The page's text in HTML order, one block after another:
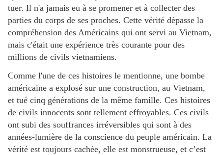
tuer. Il n'a jamais eu à se promener et à collecter des
parties du corps de ses proches. Cette vérité dépasse la
compréhension des Américains qui ont servi au Vietnam,
mais c'était une expérience très courante pour des
millions de civils vietnamiens.
Comme l'une de ces histoires le mentionne, une bombe
américaine a explosé sur une construction, au Vietnam,
et tué cinq générations de la même famille. Ces histoires
de civils innocents sont tellement effroyables. Ces civils
ont subi des souffrances irréversibles qui sont à des
années-lumière de la conscience du peuple américain. La
vérité est toujours cachée, elle est monstrueuse, et c’est